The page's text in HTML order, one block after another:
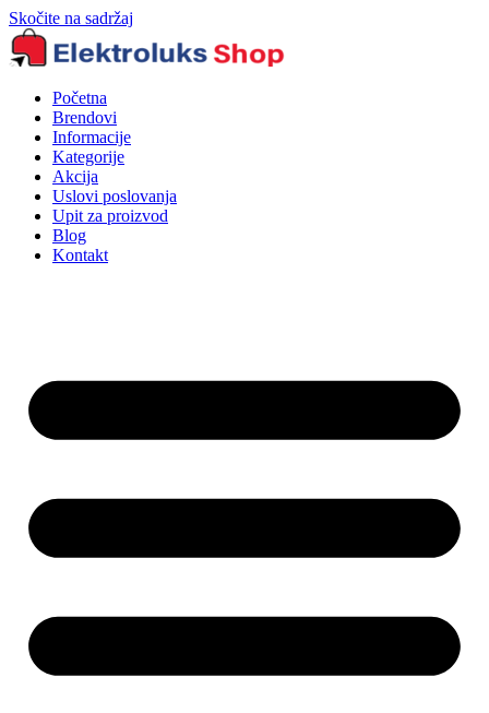
Skočite na sadržaj
Početna
Brendovi
Informacije
Kategorije
Akcija
Uslovi poslovanja
Upit za proizvod
Blog
Kontakt